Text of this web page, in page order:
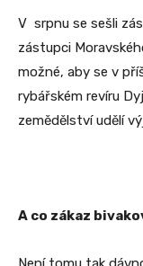
V srpnu se sešli
zástupci
možné, aby se v
rybářském revíru
zemědělství udělí
A co zákaz